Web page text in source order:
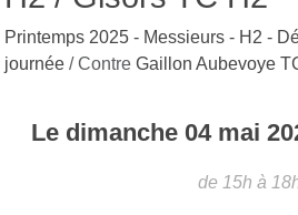
Printemps 2025 - Messieurs - H2 -
journée / Contre Gaillon Aubevoye
Le dimanche 04 mai
de 15h à